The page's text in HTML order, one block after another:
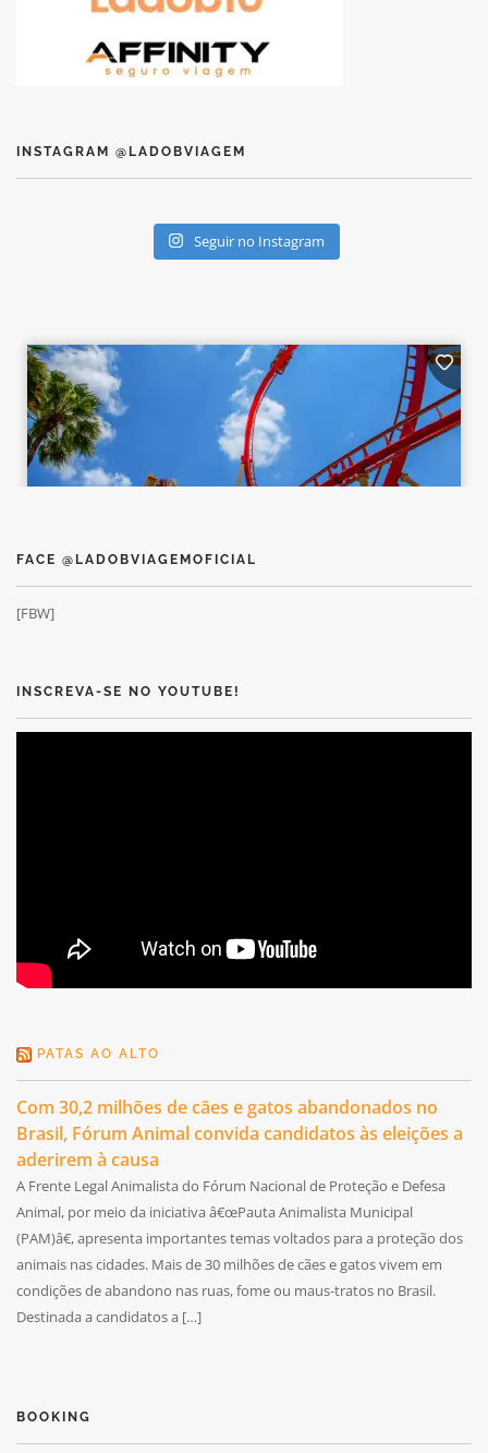
INSTAGRAM @LADOBVIAGEM
Seguir no Instagram
FACE @LADOBVIAGEMOFICIAL
[FBW]
INSCREVA-SE NO YOUTUBE!
PATAS AO ALTO
Com 30,2 milhões de cães e gatos abandonados no
Brasil, Fórum Animal convida candidatos às eleições a
aderirem à causa
A Frente Legal Animalista do Fórum Nacional de Proteção e Defesa
Animal, por meio da iniciativa â€œPauta Animalista Municipal
(PAM)â€, apresenta importantes temas voltados para a proteção dos
animais nas cidades. Mais de 30 milhões de cães e gatos vivem em
condições de abandono nas ruas, fome ou maus-tratos no Brasil.
Destinada a candidatos a […]
BOOKING